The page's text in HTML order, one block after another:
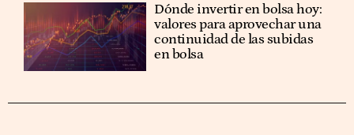
Dónde invertir en bolsa hoy:
valores para aprovechar una
continuidad de las subidas
en bolsa